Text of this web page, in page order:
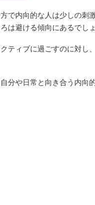
で内向的な人は少しの刺
は避ける傾向にあるでしょ
ティブに過ごすのに対し
分や日常と向き合う内向